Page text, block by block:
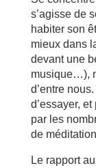
s’agisse de
habiter son
mieux dans
devant une
musique…),
d’entre
d’essayer,
par les
de
Le rapport